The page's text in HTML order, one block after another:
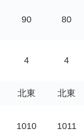
90 80
4 4
北東 北東
1010 1011